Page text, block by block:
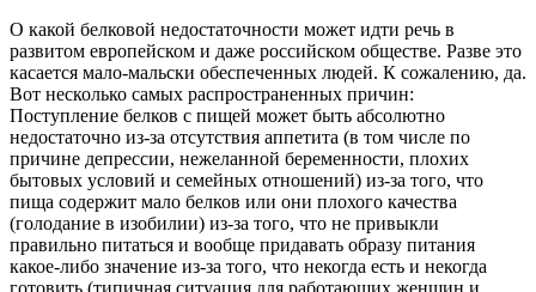
О какой белковой недостаточности может идти речь в
развитом европейском и даже российском обществе. Разве это
касается мало-мальски обеспеченных людей. К сожалению, да.
Вот несколько самых распространенных причин:
Поступление белков с пищей может быть абсолютно
недостаточно из-за отсутствия аппетита (в том числе по
причине депрессии, нежеланной беременности, плохих
бытовых условий и семейных отношений) из-за того, что
пища содержит мало белков или они плохого качества
(голодание в изобилии) из-за того, что не привыкли
правильно питаться и вообще придавать образу питания
какое-либо значение из-за того, что некогда есть и некогда
готовить (типичная ситуация для работающих женщин и